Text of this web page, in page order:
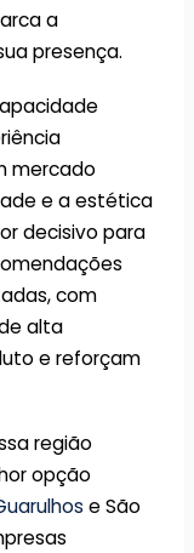
a
presença.
mercado
e a estética
decisivo para
com
alta
e reforçam
região
opção
e São